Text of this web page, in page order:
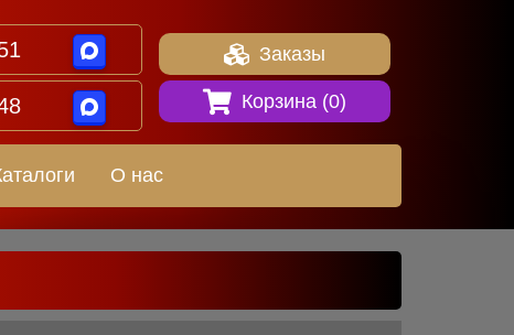
Заказы
Корзина (0)
О нас